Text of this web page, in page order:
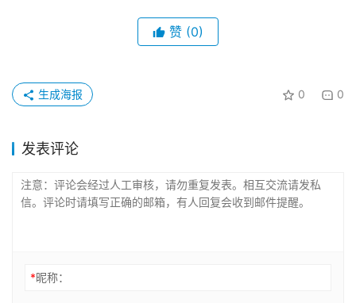
赞 (0)
0 0
生成海报
发表评论
*昵称：